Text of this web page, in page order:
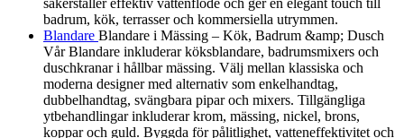
badrum, kök, terrasser och kommersiella utrymmen.
Blandare Blandare i Mässing – Kök, Badrum &amp; Dusch
Vår Blandare inkluderar köksblandare, badrumsmixers och
duschkranar i hållbar mässing. Välj mellan klassiska och
moderna designer med alternativ som enkelhandtag,
dubbelhandtag, svängbara pipar och mixers. Tillgängliga
ytbehandlingar inkluderar krom, mässing, nickel, brons,
koppar och guld. Byggda för pålitlighet, vatteneffektivitet och